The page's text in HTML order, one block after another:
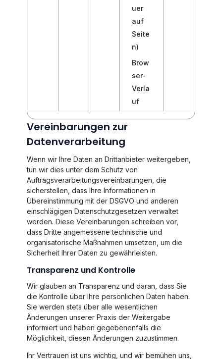
uer
auf
Seite
n)
Brow
ser-
Verla
uf
Vereinbarungen zur
Datenverarbeitung
Wenn wir Ihre Daten an Drittanbieter weitergeben,
tun wir dies unter dem Schutz von
Auftragsverarbeitungsvereinbarungen, die
sicherstellen, dass Ihre Informationen in
Übereinstimmung mit der DSGVO und anderen
einschlägigen Datenschutzgesetzen verwaltet
werden. Diese Vereinbarungen schreiben vor,
dass Dritte angemessene technische und
organisatorische Maßnahmen umsetzen, um die
Sicherheit Ihrer Daten zu gewährleisten.
Transparenz und Kontrolle
Wir glauben an Transparenz und daran, dass Sie
die Kontrolle über Ihre persönlichen Daten haben.
Sie werden stets über alle wesentlichen
Änderungen unserer Praxis der Weitergabe
informiert und haben gegebenenfalls die
Möglichkeit, diesen Änderungen zuzustimmen.
Ihr Vertrauen ist uns wichtig, und wir bemühen uns,